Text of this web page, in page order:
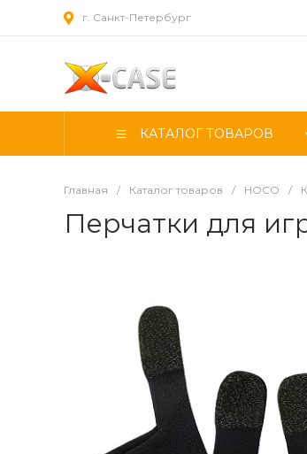
г. Санкт-Петербург
КАТАЛОГ ТОВАРОВ
Главная / Каталог товаров / HOCO /
Перчатки для